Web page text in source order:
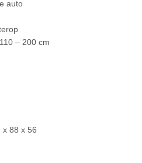
auto
– 200 cm
x 88 x 56